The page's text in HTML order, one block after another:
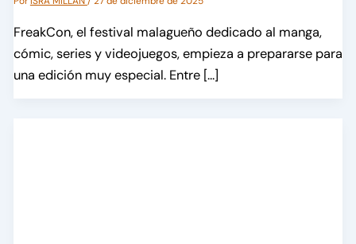
FreakCon, el festival malagueño dedicado al manga,
cómic, series y videojuegos, empieza a prepararse para
una edición muy especial. Entre […]